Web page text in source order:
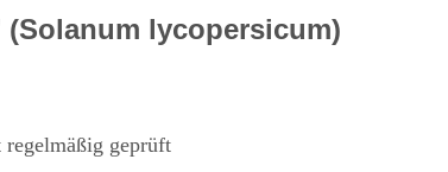
(Solanum lycopersicum)
regelmäßig geprüft